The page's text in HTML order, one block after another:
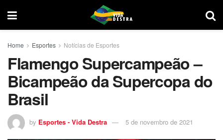
Home Esportes Notícias de Esportes
Flamengo Supercampeão –
Bicampeão da Supercopa do
Brasil
by Esportes - Vida Destra 5 de novembro de 2021